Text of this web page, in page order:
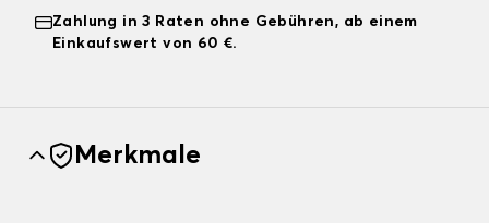
Zahlung in 3 Raten ohne Gebühren, ab einem
Einkaufswert von 60 €.
Merkmale